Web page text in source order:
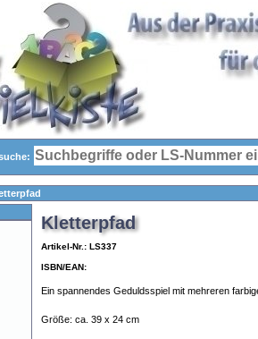
Kletterpfad
Artikel-Nr.: LS337
ISBN/EAN:
Ein spannendes Geduldsspiel mit mehreren
Größe: ca. 39 x 24 cm